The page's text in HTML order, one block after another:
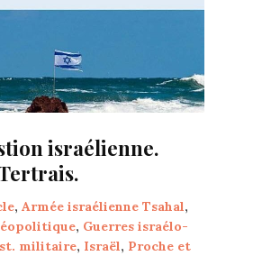
israélienne.
, Armée israélienne Tsahal,
, Guerres israélo-
militaire, Israël, Proche et